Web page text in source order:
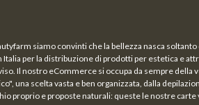
siamo convinti che la bellezza nasca
Italia per la distribuzione di prodotti per estetica e
Il nostro eCommerce si occupa da sempre della
una scelta vasta e ben organizzata, dalla
proprio e proposte naturali: queste le nostre carte